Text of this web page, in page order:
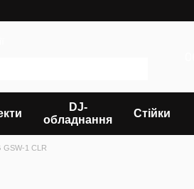
DJ-
обладнання
Стійки
GSW-1 CLR